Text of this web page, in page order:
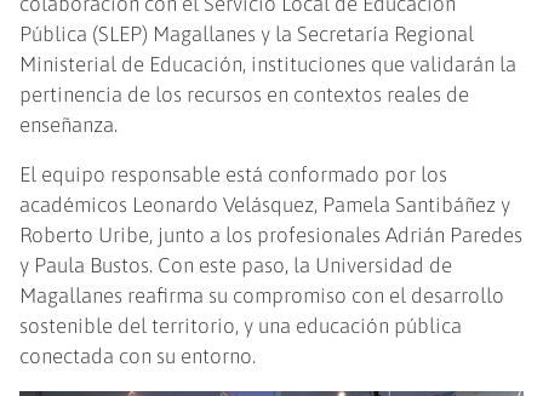
Pública (SLEP) Magallanes y la Secretaría Regional
Ministerial de Educación, instituciones que validarán la
pertinencia de los recursos en contextos reales de
enseñanza.
El equipo responsable está conformado por los
académicos Leonardo Velásquez, Pamela Santibáñez y
Roberto Uribe, junto a los profesionales Adrián Paredes
y Paula Bustos. Con este paso, la Universidad de
Magallanes reafirma su compromiso con el desarrollo
sostenible del territorio, y una educación pública
conectada con su entorno.